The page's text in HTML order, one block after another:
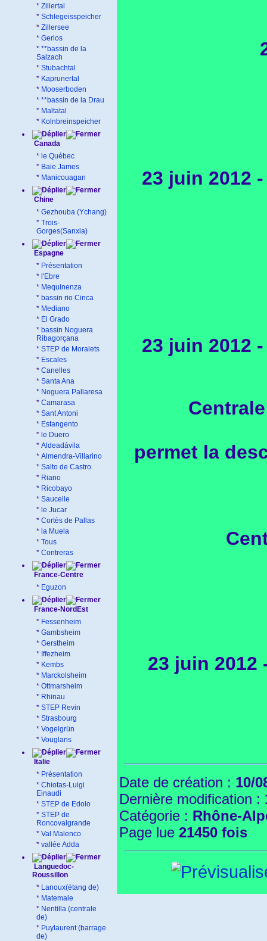
* Zillertal
* Schlegeisspeicher
* Zillersee
* Gerlos
* **bassin de la
Salzach
* Stubachtal
* Kaprunertal
* Mooserboden
* **bassin de la Drau
* Maltatal
* Kolnbreinspeicher
Canada
* le Québec
* Baie James
* Manicouagan
Chine
* Gezhouba (Ychang)
* Trois-
Gorges(Sanxia)
Espagne
* Présentation
* l'Ebre
* Mequinenza
* bassin rio Cinca
* Mediano
* El Grado
* bassin Noguera
Ribagorçana
* STEP de Moralets
* Escales
* Canelles
* Santa Ana
* Noguera Pallaresa
* Camarasa
* Sant Antoni
* Estangento
* le Duero
* Aldeadávila
* Almendra-Villarino
* Salto de Castro
* Riano
* Ricobayo
* Saucelle
* le Jucar
* Cortès de Pallas
* la Muela
* Tous
* Contreras
France-Centre
* Eguzon
France-NordEst
* Fessenheim
* Gambsheim
* Gerstheim
* Iffezheim
* Kembs
* Marckolsheim
* Ottmarsheim
* Rhinau
* STEP Revin
* Strasbourg
* Vogelgrün
* Vouglans
Italie
* Présentation
* Chiotas-Luigi
Einaudi
* STEP de Edolo
* STEP de
Roncovalgrande
* Val Malenco
* vallée Adda
Languedoc-
Roussillon
* Lanoux(étang de)
* Matemale
* Nentilla (centrale
de)
* Puylaurent (barrage
de)
23 juin 2012
23 juin 2012
permet la
23 juin 2012
Date de création : 10/
Dernière modification :
Catégorie : Rhône-
Page lue 21450 fois